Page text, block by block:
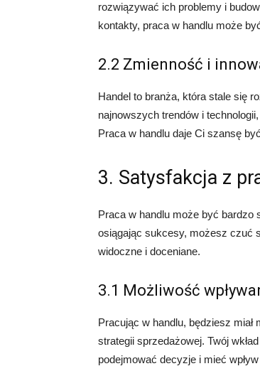
rozwiązywać ich problemy i
kontakty, praca w handlu może
2.2 Zmienność i
Handel to branża, która stale się
najnowszych trendów i
Praca w handlu daje Ci szansę
3. Satysfakcja z
Praca w handlu może być bardzo
osiągając sukcesy, możesz czuć
widoczne i doceniane.
3.1 Możliwość
Pracując w handlu, będziesz
strategii sprzedażowej. Twój
podejmować decyzje i mieć